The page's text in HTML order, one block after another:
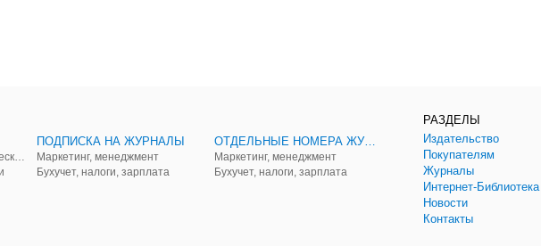
Аудит, анализ, и управленческий учет
ПОДПИСКА НА ЖУРНАЛЫ
Маркетинг, менеджмент
Бухучет, налоги, зарплата
ОТДЕЛЬНЫЕ НОМЕРА ЖУРНАЛОВ
Маркетинг, менеджмент
Бухучет, налоги, зарплата
РАЗДЕЛЫ
Издательство
Покупателям
Журналы
Интернет-Библиотека
Новости
Контакты